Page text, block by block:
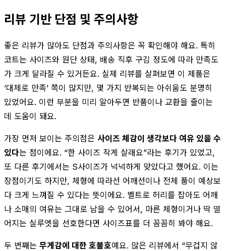
리뷰 기반 단점 및 주의사항
좋은 리뷰가 많아도 단점과 주의사항은 꼭 확인해야 해요. 특히
코트는 사이즈와 원단 상태, 배송 직후 구김 정도에 따라 만족도
가 크게 달라질 수 있거든요. 실제 리뷰를 살펴보면 이 제품은
‘대체로 만족’ 쪽이 많지만, 몇 가지 반복되는 아쉬움도 분명히
있었어요. 이런 부분을 미리 알아두면 반품이나 교환을 줄이는
데 도움이 돼요.
가장 먼저 보이는 주의점은 사이즈 체감이 생각보다 여유 있을 수
있다는 점이에요. “한 사이즈 작게 살래요”라는 후기가 있었고,
또 다른 후기에서는 S사이즈가 넉넉하게 맞았다고 했어요. 이는
장점이기도 하지만, 체형에 따라선 어깨선이나 전체 품이 예상보
다 크게 느껴질 수 있다는 뜻이에요. 벨트로 허리를 잡아도 어깨
나 소매의 여유는 그대로 남을 수 있어서, 마른 체형이거나 딱 떨
어지는 실루엣을 선호한다면 사이즈표를 더 꼼꼼히 봐야 해요.
두 번째는 무게감에 대한 호불호예요. 많은 리뷰에서 “무겁지 않